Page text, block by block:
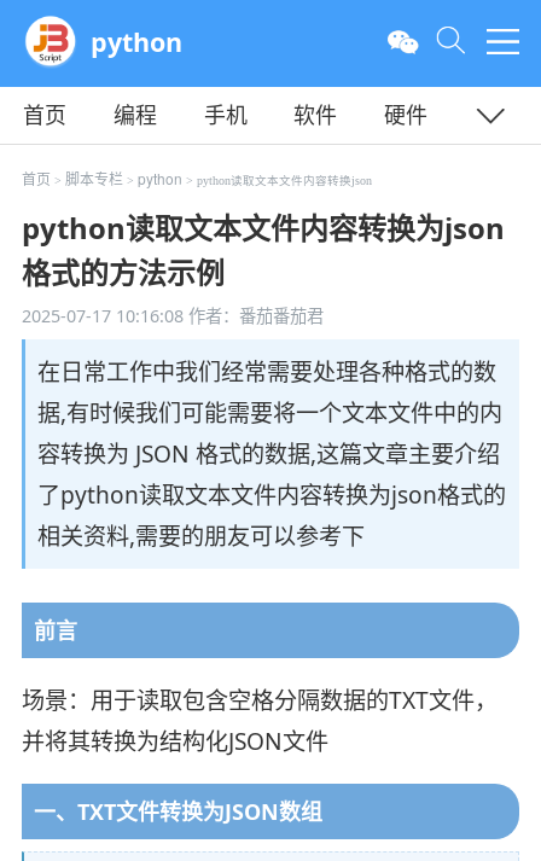
python
首页 编程 手机 软件
硬件
教程
平面 服务器
首页 > 脚本专栏> python > python读取文本文件内容转换json
python读取文本文件内容转换为json
格式的方法示例
2025-07-17 10:16:08作者：番茄番茄君
在日常工作中我们经常需要处理各种格式的数
据,有时候我们可能需要将一个文本文件中的内
容转换为 JSON 格式的数据,这篇文章主要介绍
了python读取文本文件内容转换为json格式的
相关资料,需要的朋友可以参考下
前言
场景：用于读取包含空格分隔数据的TXT文件，
并将其转换为结构化JSON文件
一、TXT文件转换为JSON数组